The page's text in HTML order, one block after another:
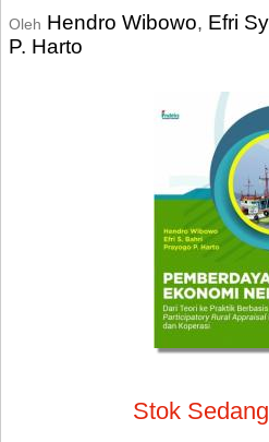
Oleh Hendro Wibowo, Efri
P. Harto
Stok